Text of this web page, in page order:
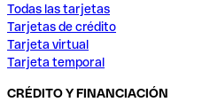
Todas las tarjetas
Tarjetas de crédito
Tarjeta virtual
Tarjeta temporal
CRÉDITO Y FINANCIACIÓN